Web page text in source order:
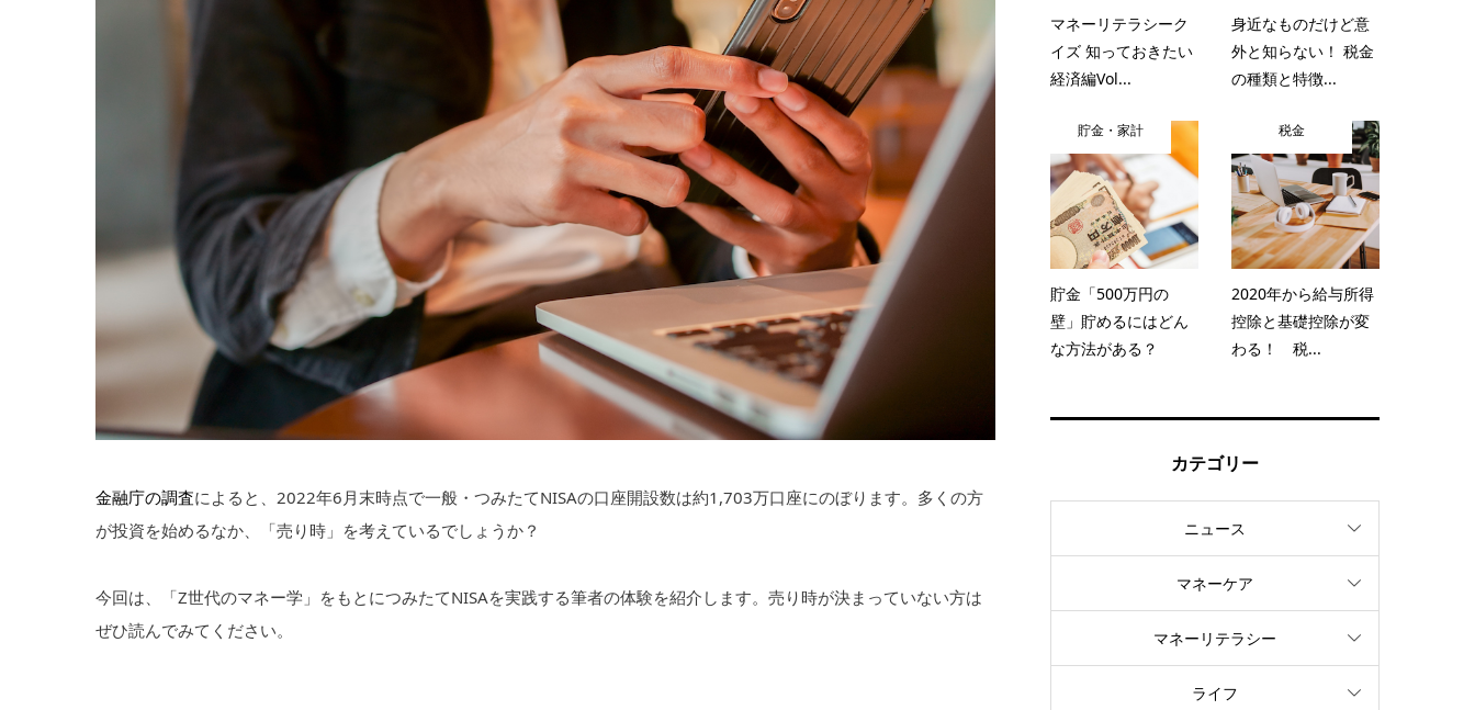
金融庁の調査によると、2022年6月末時点で一般・つみたてNISAの口座開設数は約1,703万口座にのぼります。多くの方
が投資を始めるなか、「売り時」を考えているでしょうか？
今回は、「Z世代のマネー学」をもとにつみたてNISAを実践する筆者の体験を紹介します。売り時が決まっていない方は
ぜひ読んでみてください。
マネーリテラシーク
イズ 知っておきたい
経済編Vol...
身近なものだけど意
外と知らない！ 税金
の種類と特徴...
貯金・家計
貯金「500万円の
壁」貯めるにはどん
な方法がある？
税金
2020年から給与所得
控除と基礎控除が変
わる！ 税...
カテゴリー
ニュース
マネーケア
マネーリテラシー
ライフ